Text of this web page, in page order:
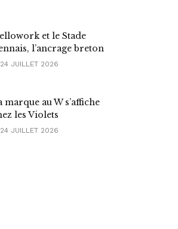
et le Stade
l’ancrage breton
JUILLET 2026
marque au W s’affiche
les Violets
JUILLET 2026